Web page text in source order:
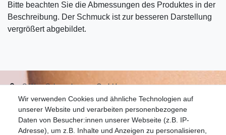
Bitte beachten Sie die Abmessungen des Produktes in der
Beschreibung. Der Schmuck ist zur besseren Darstellung
vergrößert abgebildet.
Wir verwenden Cookies und ähnliche Technologien auf
unserer Website und verarbeiten personenbezogene
Daten von Besucher:innen unserer Webseite (z.B. IP-
Adresse), um z.B. Inhalte und Anzeigen zu personalisieren,
S.W.w. Schmuckwaren GmbH
07051-9608828
info@schmuckador.de
Montag bis Freitag 8.30 – 12.00 Uhr und 13.30 bis 17.30 Uhr